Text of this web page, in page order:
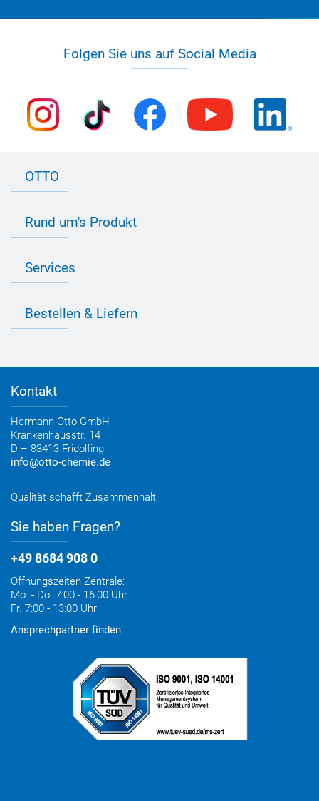
Folgen Sie uns auf Social Media
OTTO
Bau Newsletter
Presse
Jobs
Referenzen
Rund um's Produkt
Farbvielfalt
Informationen zu Prüfzeichen
Services
Farbempfehlungen
Verbrauchsrechner
Medienportal
Bestellen & Liefern
Bestelloptionen
Elektronischer Rechnungsversand
Entsorgung & Verpackungsrücknahme
Kontakt
Hermann Otto GmbH
Krankenhausstr. 14
D – 83413 Fridolfing
info@otto-chemie.de
Qualität schafft Zusammenhalt
Sie haben Fragen?
+49 8684 908 0
Öffnungszeiten Zentrale:
Mo. - Do. 7:00 - 16:00 Uhr
Fr. 7:00 - 13:00 Uhr
Ansprechpartner finden